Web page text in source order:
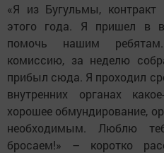
«Я из Бугульмы,
этого года. Я пришел в
помочь нашим
комиссию, за неделю
прибыл сюда. Я проходил
внутренних органах
хорошее обмундирование,
необходимым. Люблю
бросаем!» – коротко